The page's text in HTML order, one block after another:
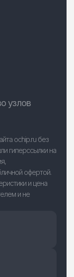
узлов
ochip.ru без
гиперссылки на
офертой.
и цена
и не